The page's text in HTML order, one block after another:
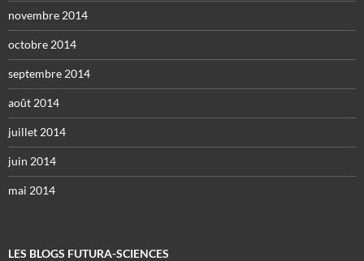
novembre 2014
octobre 2014
septembre 2014
août 2014
juillet 2014
juin 2014
mai 2014
LES BLOGS FUTURA-SCIENCES